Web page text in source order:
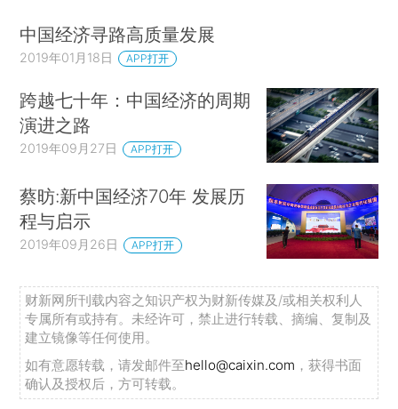
中国经济寻路高质量发展
2019年01月18日 APP打开
跨越七十年：中国经济的周期
演进之路
2019年09月27日 APP打开
蔡昉:新中国经济70年 发展历
程与启示
2019年09月26日 APP打开
财新网所刊载内容之知识产权为财新传媒及/或相关权利人
专属所有或持有。未经许可，禁止进行转载、摘编、复制及
建立镜像等任何使用。
如有意愿转载，请发邮件至hello@caixin.com ，获得书面
确认及授权后，方可转载。